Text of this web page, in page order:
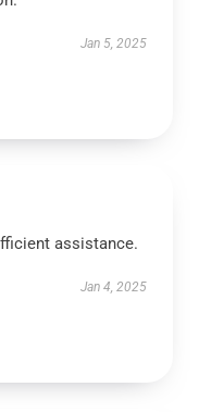
Jan 5, 2025
assistance.
Jan 4, 2025